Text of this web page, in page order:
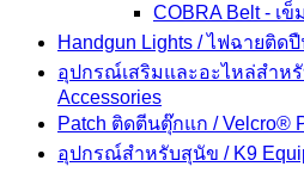
COBRA Belt - เ
Handgun Lights / ไฟฉายติด
อุปกรณ์เสริมและอะไหล่สำห
Accessories
Patch ติดตีนตุ๊กแก / Velcro®
อุปกรณ์สำหรับสุนัข / K9